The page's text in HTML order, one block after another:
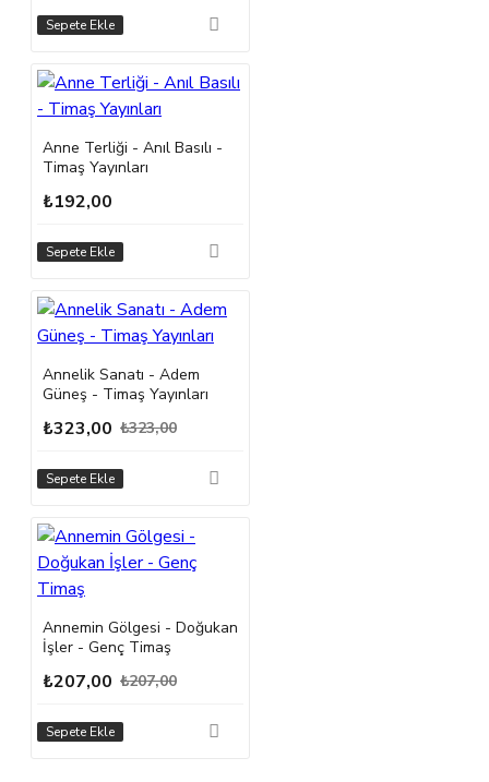
Sepete Ekle
Anne Terliği - Anıl Basılı -
Timaş Yayınları
₺192,00
Sepete Ekle
Annelik Sanatı - Adem
Güneş - Timaş Yayınları
₺323,00 ₺323,00
Sepete Ekle
Annemin Gölgesi - Doğukan
İşler - Genç Timaş
₺207,00 ₺207,00
Sepete Ekle